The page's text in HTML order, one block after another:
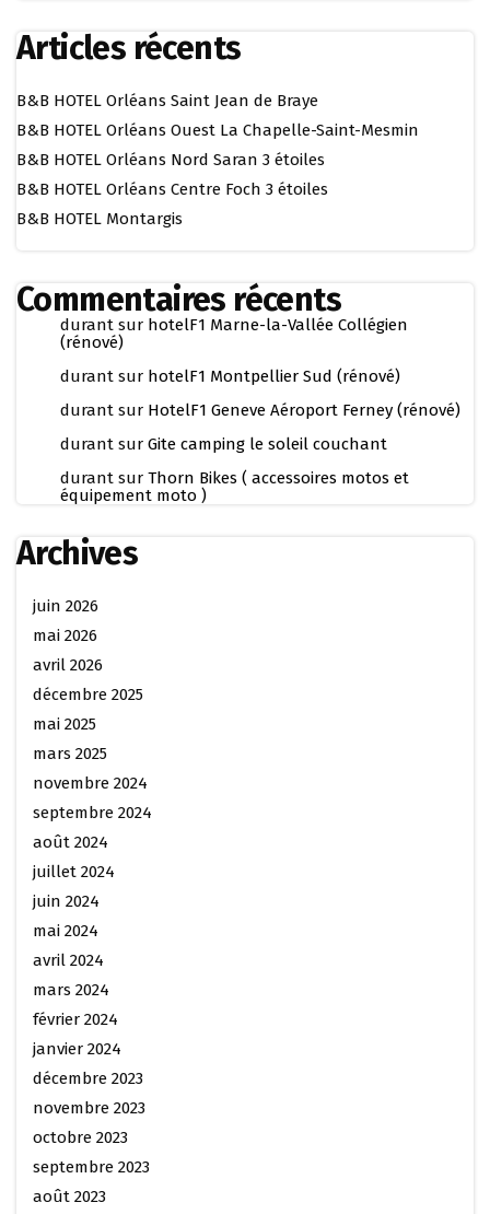
Articles récents
B&B HOTEL Orléans Saint Jean de Braye
B&B HOTEL Orléans Ouest La Chapelle-Saint-Mesmin
B&B HOTEL Orléans Nord Saran 3 étoiles
B&B HOTEL Orléans Centre Foch 3 étoiles
B&B HOTEL Montargis
Commentaires récents
durant sur hotelF1 Marne-la-Vallée Collégien
(rénové)
durant sur hotelF1 Montpellier Sud (rénové)
durant sur HotelF1 Geneve Aéroport Ferney (rénové)
durant sur Gite camping le soleil couchant
durant sur Thorn Bikes ( accessoires motos et
équipement moto )
Archives
juin 2026
mai 2026
avril 2026
décembre 2025
mai 2025
mars 2025
novembre 2024
septembre 2024
août 2024
juillet 2024
juin 2024
mai 2024
avril 2024
mars 2024
février 2024
janvier 2024
décembre 2023
novembre 2023
octobre 2023
septembre 2023
août 2023